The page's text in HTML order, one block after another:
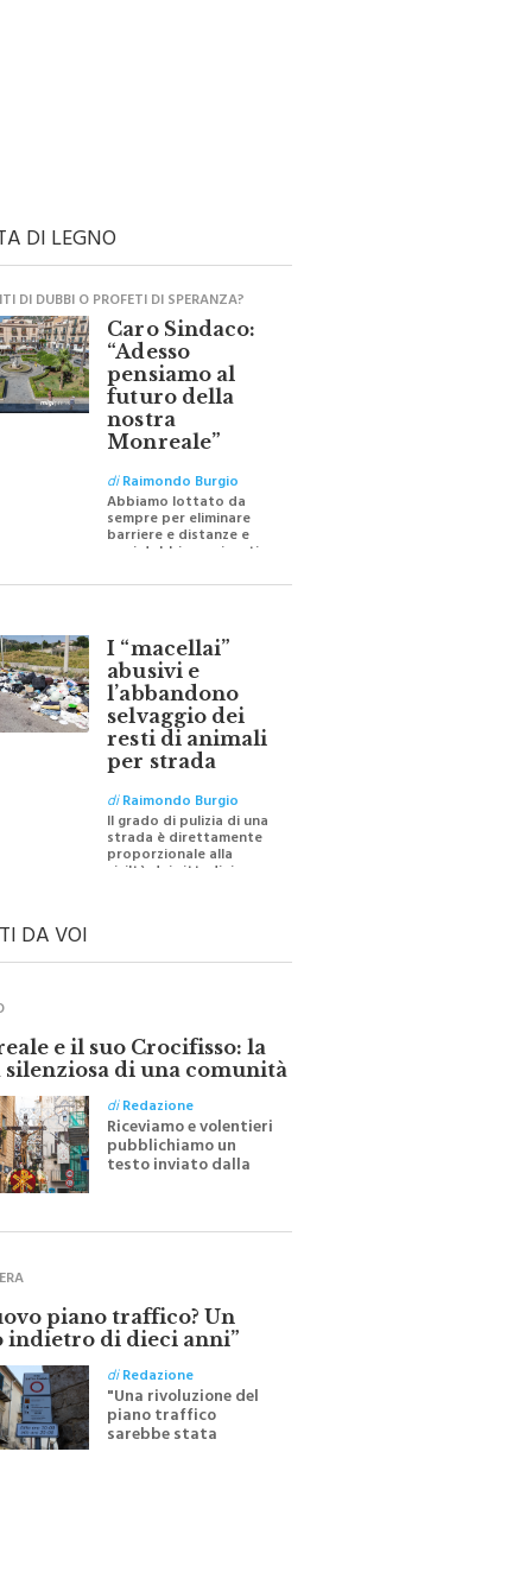
DI LEGNO
DI DUBBI O PROFETI DI SPERANZA?
Caro Sindaco:
“Adesso
pensiamo al
futuro della
nostra
Monreale”
diRaimondo Burgio
Abbiamo lottato da
sempre per eliminare
barriere e distanze e
per ricostruire certezze
I “macellai”
abusivi e
l’abbandono
selvaggio dei
resti di animali
per strada
diRaimondo Burgio
Il grado di pulizia di una
strada è direttamente
proporzionale alla
DA VOI
e il suo Crocifisso: la
silenziosa di una comunità
diRedazione
Riceviamo e volentieri
pubblichiamo un
testo inviato dalla
all'indomani della
piano traffico? Un
indietro di dieci anni”
diRedazione
"Una rivoluzione del
piano traffico
sarebbe stata